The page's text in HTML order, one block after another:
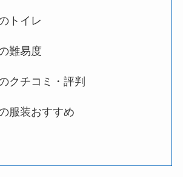
トイレ
難易度
クチコミ・評判
服装おすすめ